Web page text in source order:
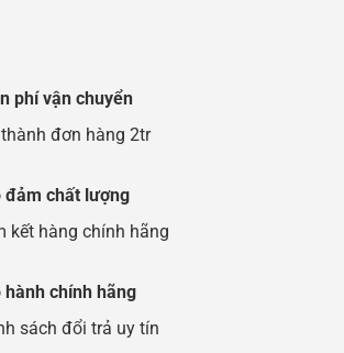
Thế
phí vận chuyển
đơn hàng 2tr
đảm chất lượng
kết hàng chính hãng
hành chính hãng
sách đổi trả uy tín